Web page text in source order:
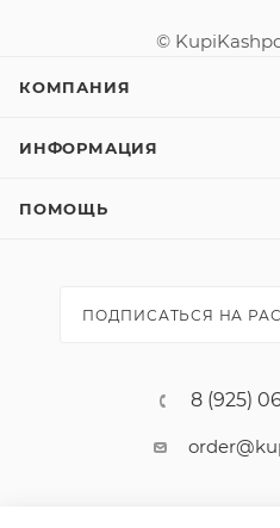
©
КОМПАНИЯ
ИНФОРМАЦИЯ
ПОМОЩЬ
ПОДПИСАТЬСЯ НА
8 (925)